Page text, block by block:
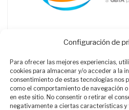
Configuración de
Para ofrecer las mejores experiencias,
cookies para almacenar y/o acceder a la
consentimiento de estas tecnologías nos
como el comportamiento de navegación
en este sitio. No consentir o retirar el
negativamente a ciertas características y